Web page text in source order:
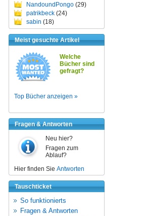
NandoundPongo (29)
patrikbeck (24)
sabin (18)
Meist gesuchte Artikel
Welche
Bücher sind
gefragt?
Top Bücher anzeigen »
Fragen & Antworten
Neu hier?
Fragen zum
Ablauf?
Hier finden Sie Antworten
Tauschticket
So funktionierts
Fragen & Antworten